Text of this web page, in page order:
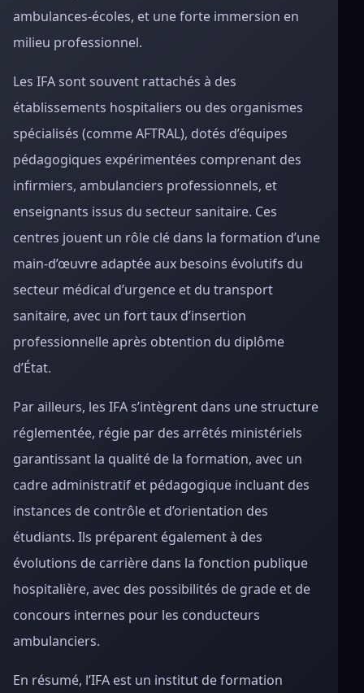
ambulances-écoles, et une forte immersion en
milieu professionnel.
Les IFA sont souvent rattachés à des
établissements hospitaliers ou des organismes
spécialisés (comme AFTRAL), dotés d’équipes
pédagogiques expérimentées comprenant des
infirmiers, ambulanciers professionnels, et
enseignants issus du secteur sanitaire. Ces
centres jouent un rôle clé dans la formation d’une
main-d’œuvre adaptée aux besoins évolutifs du
secteur médical d’urgence et du transport
sanitaire, avec un fort taux d’insertion
professionnelle après obtention du diplôme
d’État.
Par ailleurs, les IFA s’intègrent dans une structure
réglementée, régie par des arrêtés ministériels
garantissant la qualité de la formation, avec un
cadre administratif et pédagogique incluant des
instances de contrôle et d’orientation des
étudiants. Ils préparent également à des
évolutions de carrière dans la fonction publique
hospitalière, avec des possibilités de grade et de
concours internes pour les conducteurs
ambulanciers.
En résumé, l’IFA est un institut de formation